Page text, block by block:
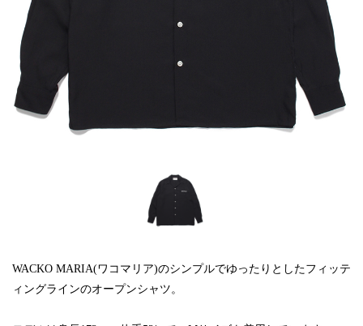
WACKO MARIA(ワコマリア)のシンプルでゆったりとしたフィッテ
ィングラインのオープンシャツ。